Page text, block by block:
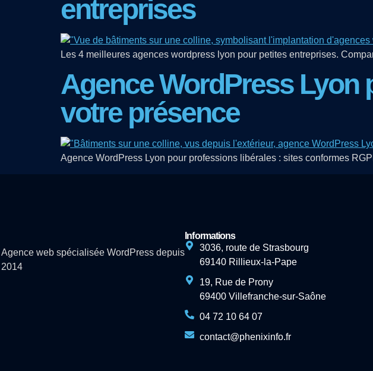
entreprises
Les 4 meilleures agences wordpress lyon pour petites entreprises.
Agence WordPress Lyon
votre présence
Agence WordPress Lyon pour professions libérales : sites conformes
Agence web spécialisée WordPress depuis
2014
Informations
3036, route de Strasbourg
69140 Rillieux-la-Pape
19, Rue de Prony
69400 Villefranche-sur-Saône
04 72 10 64 07
contact@phenixinfo.fr